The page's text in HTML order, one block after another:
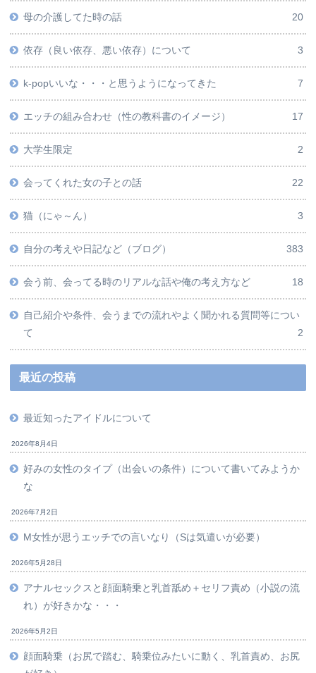
母の介護してた時の話 20
依存（良い依存、悪い依存）について 3
k-popいいな・・・と思うようになってきた 7
エッチの組み合わせ（性の教科書のイメージ） 17
大学生限定 2
会ってくれた女の子との話 22
猫（にゃ～ん） 3
自分の考えや日記など（ブログ） 383
会う前、会ってる時のリアルな話や俺の考え方など 18
自己紹介や条件、会うまでの流れやよく聞かれる質問等につい
て
2
最近の投稿
最近知ったアイドルについて
2026年8月4日
好みの女性のタイプ（出会いの条件）について書いてみようか
な
2026年7月2日
M女性が思うエッチでの言いなり（Sは気遣いが必要）
2026年5月28日
アナルセックスと顔面騎乗と乳首舐め＋セリフ責め（小説の流
れ）が好きかな・・・
2026年5月2日
顔面騎乗（お尻で踏む、騎乗位みたいに動く、乳首責め、お尻